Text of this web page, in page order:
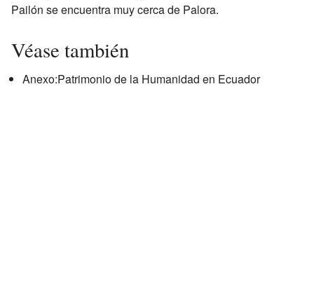
Pailón se encuentra muy cerca de Palora.
Véase también
Anexo:Patrimonio de la Humanidad en Ecuador